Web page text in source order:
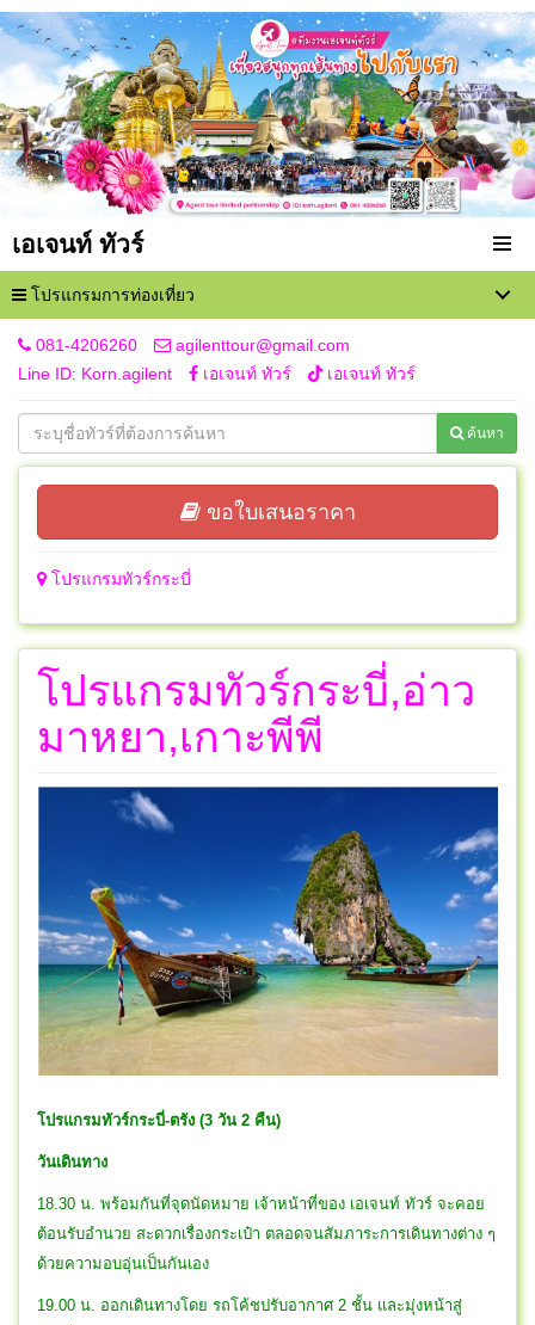
เอเจนท์ ทัวร์
โปรแกรมการท่องเที่ยว
081-4206260
agilenttour@gmail.com
Line ID: Korn.agilent
เอเจนท์ ทัวร์ เอเจนท์ ทัวร์
ค้นหา
ขอใบเสนอราคา
โปรแกรมทัวร์กระบี่
โปรแกรมทัวร์กระบี่,อ่าว
มาหยา,เกาะพีพี
โปรแกรมทัวร์กระบี่-ตรัง (3 วัน 2 คืน)
วันเดินทาง
18.30 น. พร้อมกันที่จุดนัดหมาย เจ้าหน้าที่ของ เอเจนท์ ทัวร์ จะคอย
ต้อนรับอำนวย สะดวกเรื่องกระเป๋า ตลอดจนสัมภาระการเดินทางต่าง ๆ
ด้วยความอบอุ่นเป็นกันเอง
19.00 น. ออกเดินทางโดย รถโค้ชปรับอากาศ 2 ชั้น และมุ่งหน้าสู่